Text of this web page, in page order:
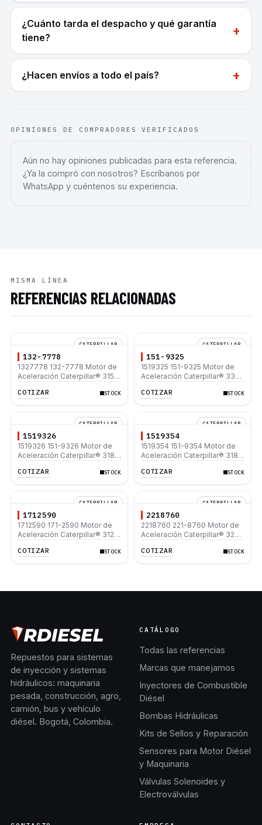
¿Cuánto tarda el despacho y qué garantía
tiene?
+
¿Hacen envíos a todo el país? +
OPINIONES DE COMPRADORES VERIFICADOS
Aún no hay opiniones publicadas para esta referencia.
¿Ya la compró con nosotros? Escríbanos por
WhatsApp y cuéntenos su experiencia.
MISMA LÍNEA
REFERENCIAS RELACIONADAS
CATERPILLAR
132-7778
1327778 132-7778 Motor de
Aceleración Caterpillar® 315B
COTIZAR STOCK
CATERPILLAR
151-9325
1519325 151-9325 Motor de
Aceleración Caterpillar® 330B
COTIZAR STOCK
CATERPILLAR
1519326
1519326 151-9326 Motor de
Aceleración Caterpillar® 318B
COTIZAR STOCK
CATERPILLAR
1519354
1519354 151-9354 Motor de
Aceleración Caterpillar® 318B
COTIZAR STOCK
CATERPILLAR
1712590
1712590 171-2590 Motor de
Aceleración Caterpillar® 312C
COTIZAR STOCK
CATERPILLAR
2218760
2218760 221-8760 Motor de
Aceleración Caterpillar® 320C
COTIZAR STOCK
Repuestos para sistemas
de inyección y sistemas
hidráulicos: maquinaria
pesada, construcción, agro,
camión, bus y vehículo
diésel. Bogotá, Colombia.
CATÁLOGO
Todas las referencias
Marcas que manejamos
Inyectores de Combustible
Diésel
Bombas Hidráulicas
Kits de Sellos y Reparación
Sensores para Motor Diésel
y Maquinaria
Válvulas Solenoides y
Electroválvulas